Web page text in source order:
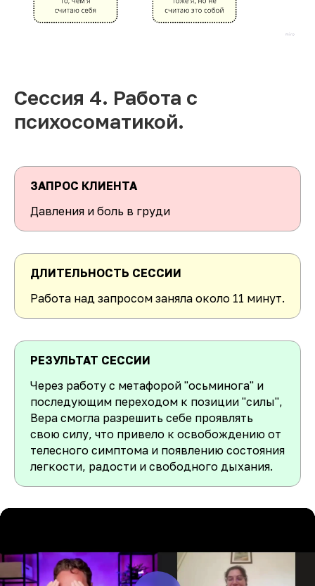
Сессия 4. Работа с
психосоматикой.
ЗАПРОС КЛИЕНТА
Давления и боль в груди
ДЛИТЕЛЬНОСТЬ СЕССИИ
Работа над запросом заняла около 11 минут.
РЕЗУЛЬТАТ СЕССИИ
Через работу с метафорой "осьминога" и
последующим переходом к позиции "силы",
Вера смогла разрешить себе проявлять
свою силу, что привело к освобождению от
телесного симптома и появлению состояния
легкости, радости и свободного дыхания.